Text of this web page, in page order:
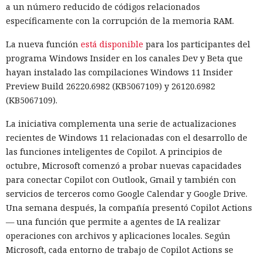
a un número reducido de códigos relacionados
específicamente con la corrupción de la memoria RAM.
La nueva función está disponible para los participantes del
programa Windows Insider en los canales Dev y Beta que
hayan instalado las compilaciones Windows 11 Insider
Preview Build 26220.6982 (KB5067109) y 26120.6982
(KB5067109).
La iniciativa complementa una serie de actualizaciones
recientes de Windows 11 relacionadas con el desarrollo de
las funciones inteligentes de Copilot. A principios de
octubre, Microsoft comenzó a probar nuevas capacidades
para conectar Copilot con Outlook, Gmail y también con
servicios de terceros como Google Calendar y Google Drive.
Una semana después, la compañía presentó Copilot Actions
— una función que permite a agentes de IA realizar
operaciones con archivos y aplicaciones locales. Según
Microsoft, cada entorno de trabajo de Copilot Actions se